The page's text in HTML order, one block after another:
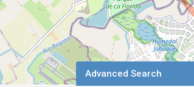
Advanced Search